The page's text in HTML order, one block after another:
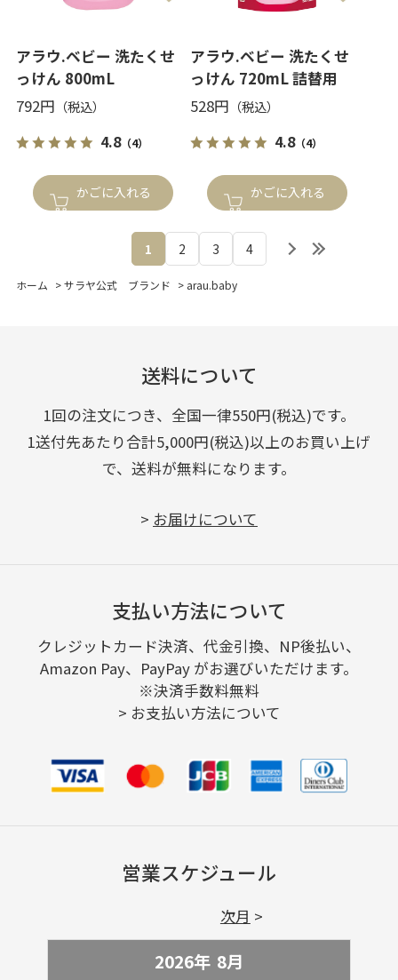
アラウ.ベビー 洗たくせ
っけん 800mL
792円
4.8（4）
かごに入れる
アラウ.ベビー 洗たくせ
っけん 720mL 詰替用
528円
4.8（4）
かごに入れる
1 2 3 4
ホーム >サラヤ公式 ブランド > arau.baby
送料について
1回の注文につき、全国一律550円(税込)です。
1送付先あたり合計5,000円(税込)以上のお買い上げ
で、送料が無料になります。
> お届けについて
支払い方法について
クレジットカード決済、代金引換、NP後払い、
Amazon Pay、PayPay がお選びいただけます。
※決済手数料無料
> お支払い方法について
営業スケジュール
2026年 8月
次月